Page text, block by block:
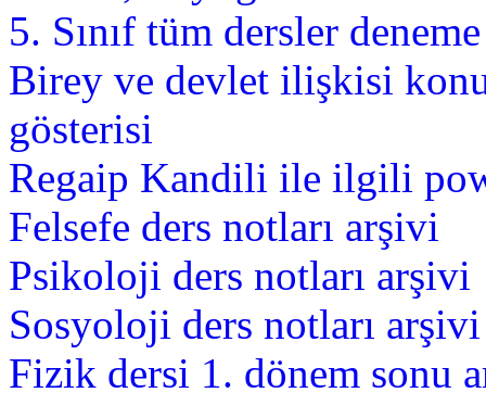
5. Sınıf tüm dersler
Birey ve devlet ilişkisi
gösterisi
Regaip Kandili ile ilgili
Felsefe ders notları arşivi
Psikoloji ders notları arşivi
Sosyoloji ders notları arşivi
Fizik dersi 1. dönem sonu